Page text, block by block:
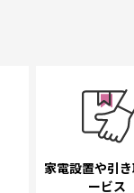
家電設置や引
ービス